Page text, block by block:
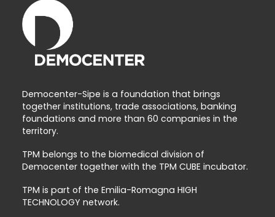
Democenter-Sipe is a foundation that brings
together institutions, trade associations, banking
foundations and more than 60 companies in the
territory.
TPM belongs to the biomedical division of
Democenter together with the TPM CUBE incubator.
TPM is part of the Emilia-Romagna HIGH
TECHNOLOGY network.